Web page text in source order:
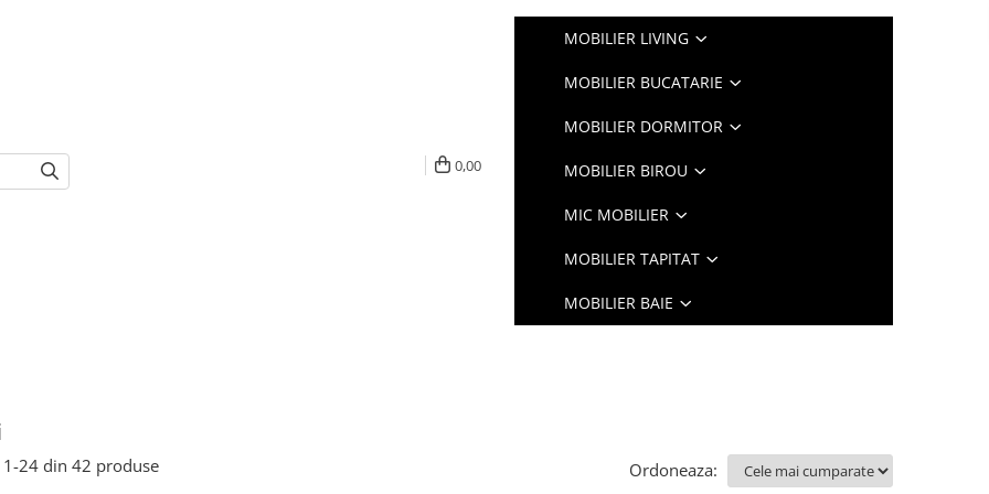
0,00
MOBILIER LIVING
MOBILIER BUCATARIE
MOBILIER DORMITOR
MOBILIER BIROU
MIC MOBILIER
MOBILIER TAPITAT
MOBILIER BAIE
1-24 din 42 produse Ordoneaza: